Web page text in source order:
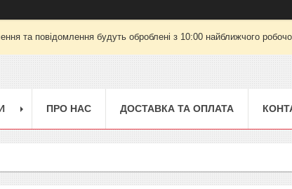
та повідомлення будуть оброблені з 10:00 найближчого
ПРО НАС ДОСТАВКА ТА ОПЛАТА